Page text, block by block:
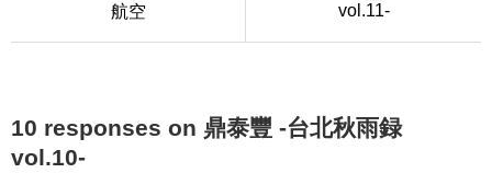
航空
vol.11-
10 responses on 鼎泰豐 -台北秋雨録
vol.10-